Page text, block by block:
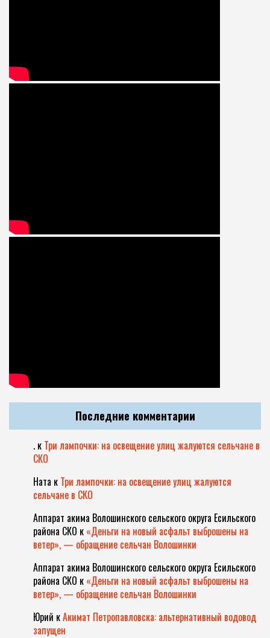
Последние комментарии
. к Три лампочки: на освещение улиц жалуются сельчане в
СКО
Ната к Три лампочки: на освещение улиц жалуются
сельчане в СКО
Аппарат акима Волошинского сельского округа Есильского
района СКО к «Деньги на новый асфальт выброшены на
ветер», — обращение сельчан Волошинки
Аппарат акима Волошинского сельского округа Есильского
района СКО к «Деньги на новый асфальт выброшены на
ветер», — обращение сельчан Волошинки
Юрий кАкимат Петропавловска: альтернативный водовод
запущен